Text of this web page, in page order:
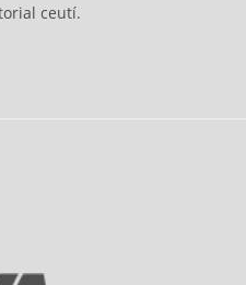
ceutí.